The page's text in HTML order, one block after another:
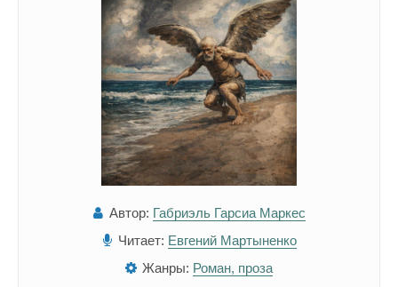
Автор: Габриэль Гарсиа Маркес
Читает: Евгений Мартыненко
Жанры: Роман, проза